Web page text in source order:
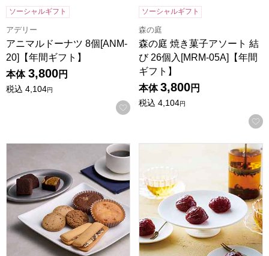
ソーシャルギフト
アデリー
アニマルドーナツ 8個[ANM-
20]【年間ギフト】
本体 3,800円
税込 4,104円
お気に入りに登録する
ソーシャルギフト
森の庭
森の庭 焼き菓子アソート 結
び 26個入[MRM-05A]【年間
ギフト】
本体 3,800円
税込 4,104円
ホテルオークラスイーツギフトセット 16個[HOS-05A]【年
東京風月堂 マロングラッセ